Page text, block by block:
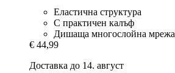
Еластична структура
С практичен калъф
Дишаща многослойна мрежа
€ 44,99
Доставка до 14. август